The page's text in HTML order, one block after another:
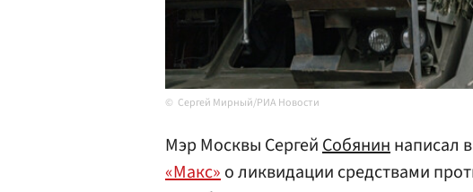
Сергей Мирный/РИА Новости
Мэр Москвы СергейСобяниннаписал
«Макс»о ликвидации средствами